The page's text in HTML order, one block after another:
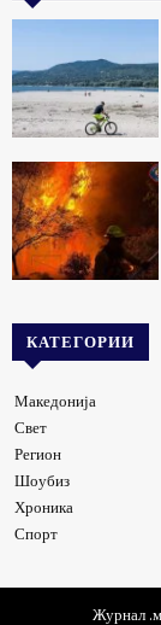
КАТЕГОРИИ
Македонија
Свет
Регион
Шоубиз
Хроника
Спорт
Журнал